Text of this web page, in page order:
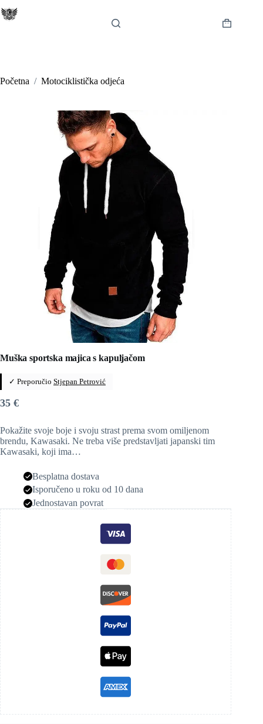
na
Košarica
Početna / Motociklistička odjeća
Muška sportska majica s kapuljačom
✓ Preporučio Stjepan Petrović
35 €
Pokažite svoje boje i svoju strast prema svom omiljenom
brendu, Kawasaki. Ne treba više predstavljati japanski tim
Kawasaki, koji ima…
Besplatna dostava
Isporučeno u roku od 10 dana
Jednostavan povrat